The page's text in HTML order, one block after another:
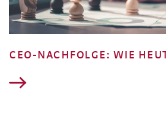
CEO-NACHFOLGE: WIE